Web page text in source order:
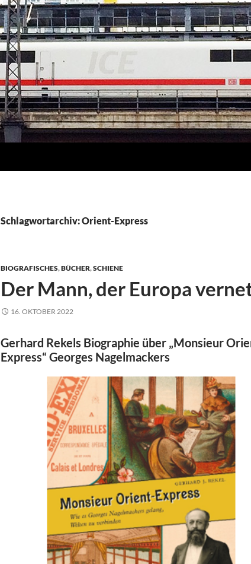
Schlagwortarchiv: Orient-Express
BIOGRAFISCHES,BÜCHER,SCHIENE
Der Mann, der Europa
16. OKTOBER 2022
Gerhard Rekels Biographie über „Monsieur
Express“ Georges Nagelmackers